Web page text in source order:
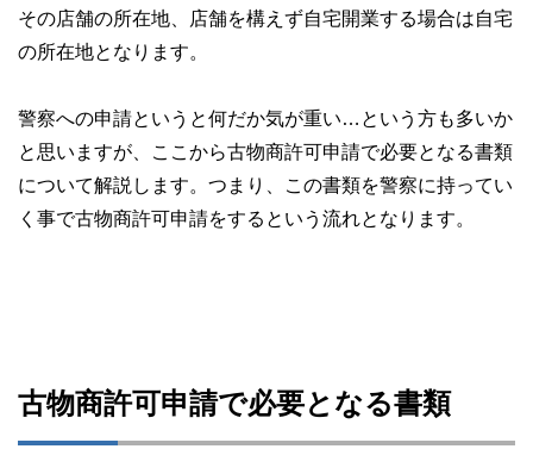
その店舗の所在地、店舗を構えず自宅開業する場合は自宅
の所在地となります。
警察への申請というと何だか気が重い…という方も多いか
と思いますが、ここから古物商許可申請で必要となる書類
について解説します。つまり、この書類を警察に持ってい
く事で古物商許可申請をするという流れとなります。
古物商許可申請で必要となる書類